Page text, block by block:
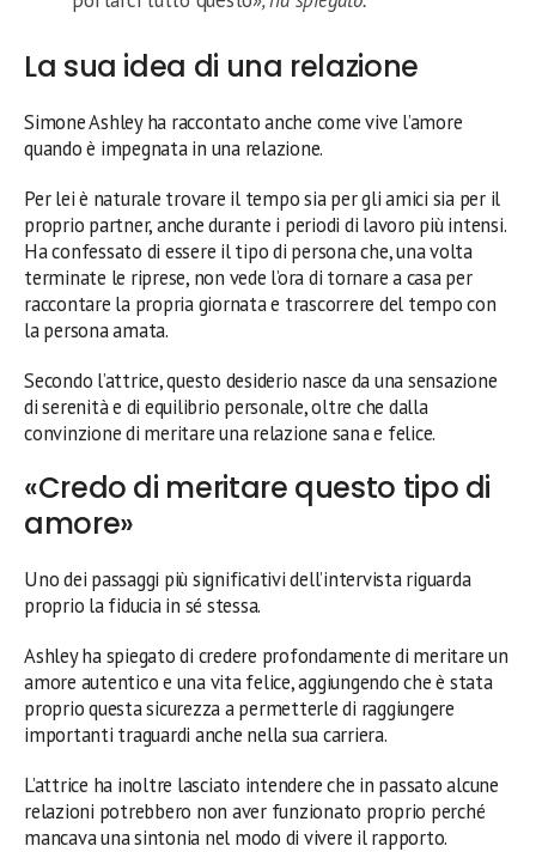
La sua idea di una relazione
Simone Ashley ha raccontato anche come vive l’amore
quando è impegnata in una relazione.
Per lei è naturale trovare il tempo sia per gli amici sia per il
proprio partner, anche durante i periodi di lavoro più intensi.
Ha confessato di essere il tipo di persona che, una volta
terminate le riprese, non vede l’ora di tornare a casa per
raccontare la propria giornata e trascorrere del tempo con
la persona amata.
Secondo l’attrice, questo desiderio nasce da una sensazione
di serenità e di equilibrio personale, oltre che dalla
convinzione di meritare una relazione sana e felice.
«Credo di meritare questo tipo di
amore»
Uno dei passaggi più significativi dell’intervista riguarda
proprio la fiducia in sé stessa.
Ashley ha spiegato di credere profondamente di meritare un
amore autentico e una vita felice, aggiungendo che è stata
proprio questa sicurezza a permetterle di raggiungere
importanti traguardi anche nella sua carriera.
L’attrice ha inoltre lasciato intendere che in passato alcune
relazioni potrebbero non aver funzionato proprio perché
mancava una sintonia nel modo di vivere il rapporto.